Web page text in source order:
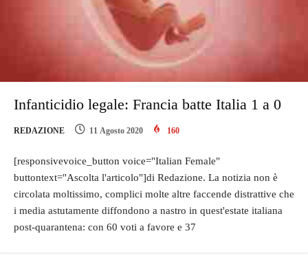
Infanticidio legale: Francia batte Italia 1 a 0
REDAZIONE 11 Agosto 2020 160
[responsivevoice_button voice="Italian Female"
buttontext="Ascolta l'articolo"]di Redazione. La notizia non è
circolata moltissimo, complici molte altre faccende distrattive che
i media astutamente diffondono a nastro in quest'estate italiana
post-quarantena: con 60 voti a favore e 37